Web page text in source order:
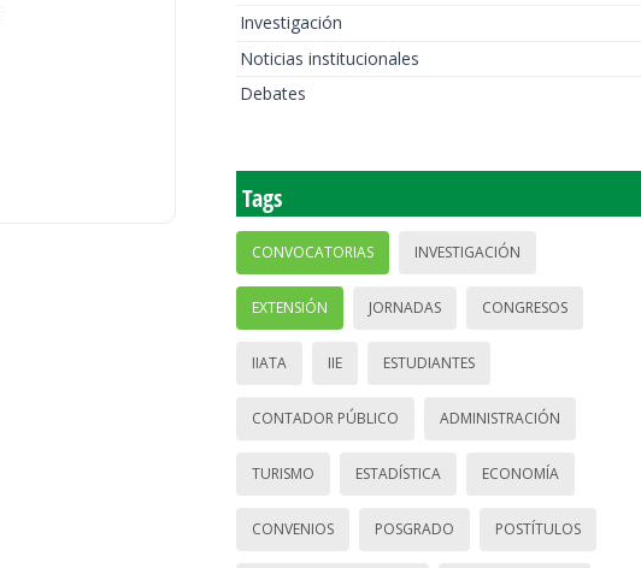
Investigación
Noticias institucionales
Debates
Tags
CONVOCATORIAS INVESTIGACIÓN
EXTENSIÓN JORNADAS CONGRESOS
IIATA IIE ESTUDIANTES
CONTADOR PÚBLICO ADMINISTRACIÓN
TURISMO ESTADÍSTICA ECONOMÍA
CONVENIOS POSGRADO POSTÍTULOS